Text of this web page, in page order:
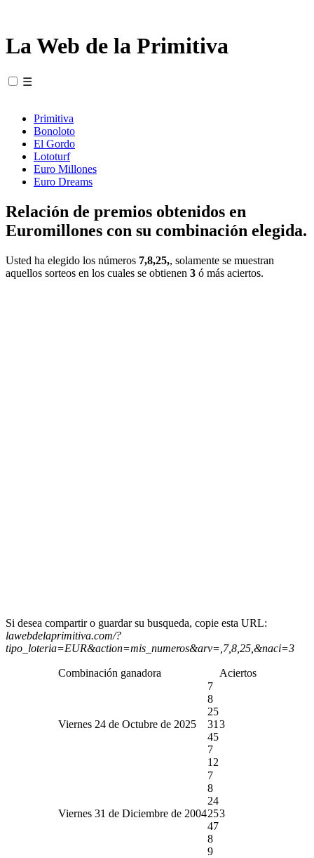
La Web de la Primitiva
☰
Primitiva
Bonoloto
El Gordo
Lototurf
Euro Millones
Euro Dreams
Relación de premios obtenidos en
Euromillones con su combinación elegida.
Usted ha elegido los números 7,8,25,, solamente se muestran
aquellos sorteos en los cuales se obtienen 3 ó más aciertos.
Si desea compartir o guardar su busqueda, copie esta URL:
lawebdelaprimitiva.com/?
tipo_loteria=EUR&action=mis_numeros&arv=,7,8,25,&naci=3
Combinación ganadora Aciertos
Viernes 24 de Octubre de 2025
7
8
25
31
45
7
12
3
Viernes 31 de Diciembre de 2004
7
8
24
25
47
8
9
3